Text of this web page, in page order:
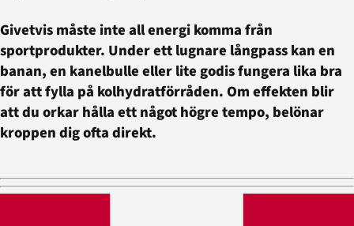
Givetvis måste inte all energi komma från
sportprodukter. Under ett lugnare långpass kan en
banan, en kanelbulle eller lite godis fungera lika bra
för att fylla på kolhydratförråden. Om effekten blir
att du orkar hålla ett något högre tempo, belönar
kroppen dig ofta direkt.